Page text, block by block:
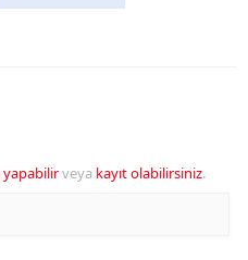
yapabilirveya kayıt olabilirsiniz.